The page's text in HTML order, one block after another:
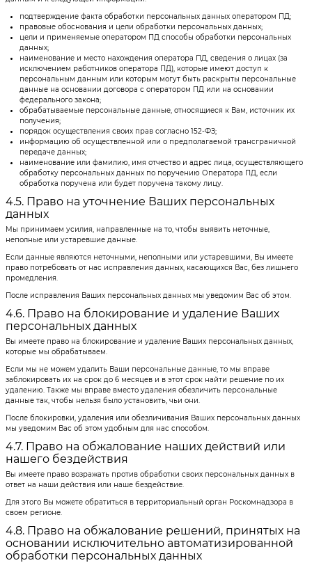
подтверждение факта обработки персональных данных оператором ПД;
правовые обоснования и цели обработки персональных данных;
цели и применяемые оператором ПД способы обработки персональных
данных;
наименование и место нахождения оператора ПД, сведения о лицах (за
исключением работников оператора ПД), которые имеют доступ к
персональным данным или которым могут быть раскрыты персональные
данные на основании договора с оператором ПД или на основании
федерального закона;
обрабатываемые персональные данные, относящиеся к Вам, источник их
получения;
порядок осуществления своих прав согласно 152-ФЗ;
информацию об осуществленной или о предполагаемой трансграничной
передаче данных;
наименование или фамилию, имя отчество и адрес лица, осуществляющего
обработку персональных данных по поручению Оператора ПД, если
обработка поручена или будет поручена такому лицу.
4.5. Право на уточнение Ваших персональных
данных
Мы принимаем усилия, направленные на то, чтобы выявить неточные,
неполные или устаревшие данные.
Если данные являются неточными, неполными или устаревшими, Вы имеете
право потребовать от нас исправления данных, касающихся Вас, без лишнего
промедления.
После исправления Ваших персональных данных мы уведомим Вас об этом.
4.6. Право на блокирование и удаление Ваших
персональных данных
Вы имеете право на блокирование и удаление Ваших персональных данных,
которые мы обрабатываем.
Если мы не можем удалить Ваши персональные данные, то мы вправе
заблокировать их на срок до 6 месяцев и в этот срок найти решение по их
удалению. Также мы вправе вместо удаления обезличить персональные
данные так, чтобы нельзя было установить, чьи они.
После блокировки, удаления или обезличивания Ваших персональных данных
мы уведомим Вас об этом удобным для нас способом.
4.7. Право на обжалование наших действий или
нашего бездействия
Вы имеете право возражать против обработки своих персональных данных в
ответ на наши действия или наше бездействие.
Для этого Вы можете обратиться в территориальный орган Роскомнадзора в
своем регионе.
4.8. Право на обжалование решений, принятых на
основании исключительно автоматизированной
обработки персональных данных